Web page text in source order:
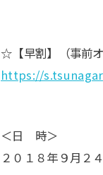
☆【早割】（事前
https://
＜日 時＞
２０１８年９月２